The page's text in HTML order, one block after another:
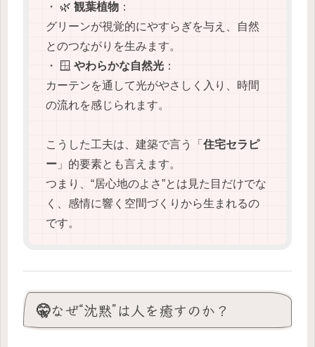
・ 🌿 観葉植物 ：
グリーンが視覚的にやすらぎを与え、自然
とのつながりを生みます。
・ 🪟 やわらかな自然光 ：
カーテンを通して光がやさしく入り、時間
の流れを感じられます。
こうした工夫は、建築で言う「 住宅セラピ
ー 」的要素とも言えます。
つまり、“居心地のよさ”とは見た目だけでな
く、感情に響く空間づくりから生まれるの
です。
🤫なぜ“沈黙”は人を癒すのか？